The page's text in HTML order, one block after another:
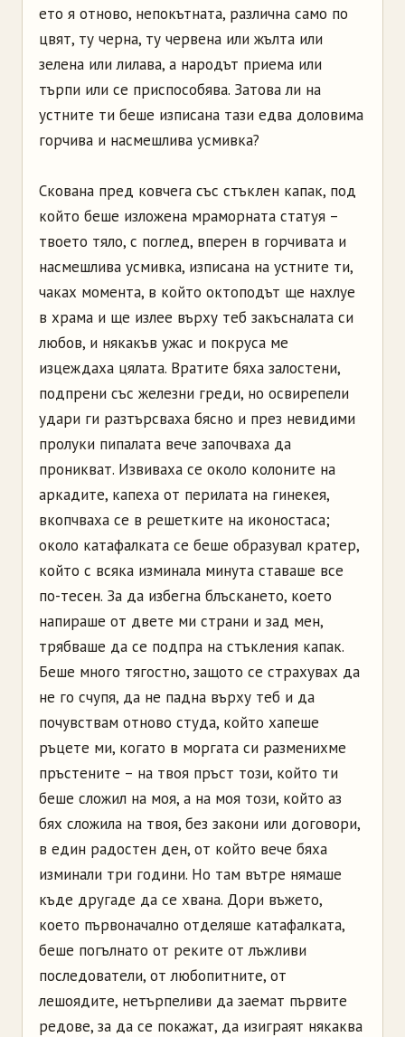
ето я отново, непокътната, различна само по
цвят, ту черна, ту червена или жълта или
зелена или лилава, а народът приема или
търпи или се приспособява. Затова ли на
устните ти беше изписана тази едва доловима
горчива и насмешлива усмивка?
Скована пред ковчега със стъклен капак, под
който беше изложена мраморната статуя –
твоето тяло, с поглед, вперен в горчивата и
насмешлива усмивка, изписана на устните ти,
чаках момента, в който октоподът ще нахлуе
в храма и ще излее върху теб закъсналата си
любов, и някакъв ужас и покруса ме
изцеждаха цялата. Вратите бяха залостени,
подпрени със железни греди, но освирепели
удари ги разтърсваха бясно и през невидими
пролуки пипалата вече започваха да
проникват. Извиваха се около колоните на
аркадите, капеха от перилата на гинекея,
вкопчваха се в решетките на иконостаса;
около катафалката се беше образувал кратер,
който с всяка изминала минута ставаше все
по-тесен. За да избегна блъскането, което
напираше от двете ми страни и зад мен,
трябваше да се подпра на стъкления капак.
Беше много тягостно, защото се страхувах да
не го счупя, да не падна върху теб и да
почувствам отново студа, който хапеше
ръцете ми, когато в моргата си разменихме
пръстените – на твоя пръст този, който ти
беше сложил на моя, а на моя този, който аз
бях сложила на твоя, без закони или договори,
в един радостен ден, от който вече бяха
изминали три години. Но там вътре нямаше
къде другаде да се хвана. Дори въжето,
което първоначално отделяше катафалката,
беше погълнато от реките от лъжливи
последователи, от любопитните, от
лешоядите, нетърпеливи да заемат първите
редове, за да се покажат, да изиграят някаква